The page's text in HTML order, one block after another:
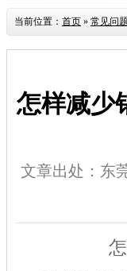
当前位置： 首页 » 常见问题
怎样减少
文章出处：东